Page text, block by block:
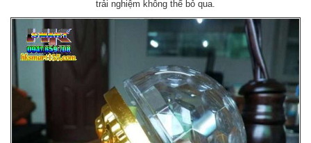
trải nghiệm không thể bỏ qua.